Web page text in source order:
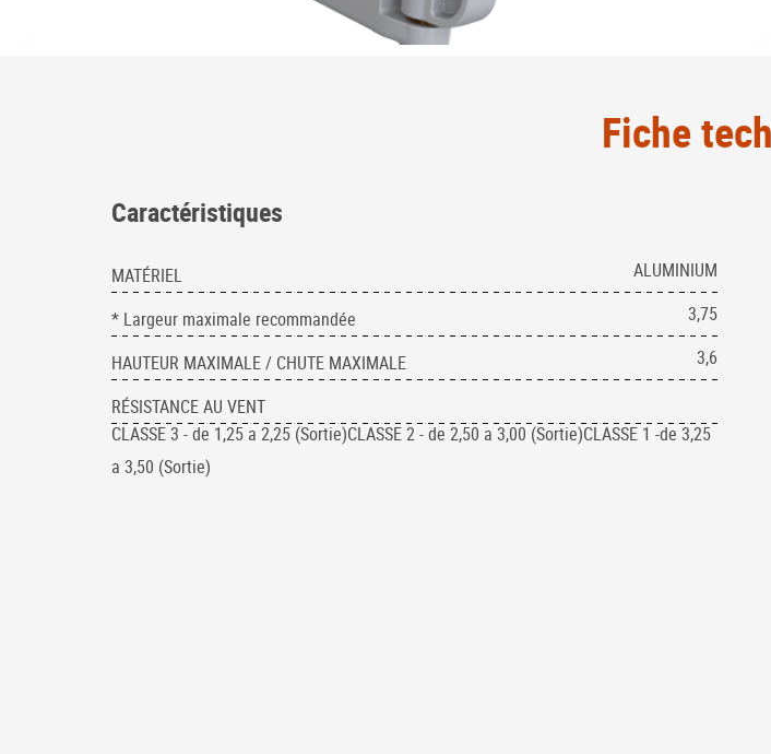
Fiche
Caractéristiques
MATÉRIEL ALUMINIUM
* Largeur maximale recommandée 3,75
HAUTEUR MAXIMALE / CHUTE MAXIMALE 3,6
RÉSISTANCE AU VENT
CLASSE 3 - de 1,25 a 2,25 (Sortie)CLASSE 2 - de 2,50 a 3,00 (Sortie)CLASSE 1 -de 3,25
a 3,50 (Sortie)